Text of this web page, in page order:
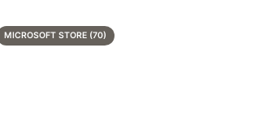
MICROSOFT STORE (70)